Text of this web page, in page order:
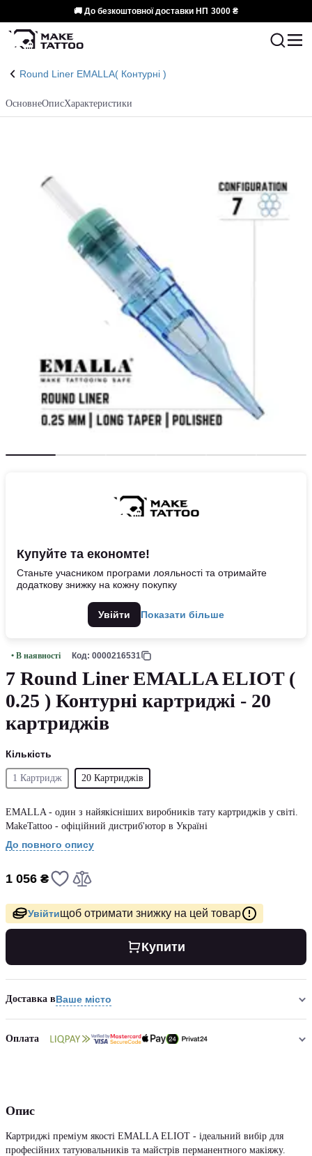
🚚 До безкоштовної доставки НП 3000 ₴
Round Liner EMALLA( Контурні )
ОсновнеОписХарактеристики
Купуйте та економте!
Станьте учасником програми лояльності та отримайте
додаткову знижку на кожну покупку
Увійти Показати більше
• В наявності Код: 0000216531
7 Round Liner EMALLA ELIOT (
0.25 ) Контурні картриджі - 20
картриджів
Кількість
1 Картридж 20 Картриджів
EMALLA - один з найякісніших виробників тату картриджів у світі.
MakeTattoo - офіційний дистриб'ютор в Україні
До повного опису
1 056 ₴
Увійтищоб отримати знижку на цей товар
Купити
Доставка вВаше місто
Оплата
Опис
Картриджі преміум якості EMALLA ELIOT - ідеальний вибір для
професійних татуювальників та майстрів перманентного макіяжу.